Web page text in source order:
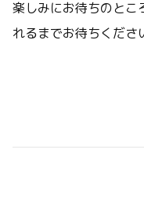
楽しみにお待ちのとこ
れるまでお待ちくださ